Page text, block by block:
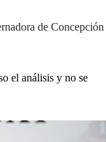
de Concepción
el análisis y no se